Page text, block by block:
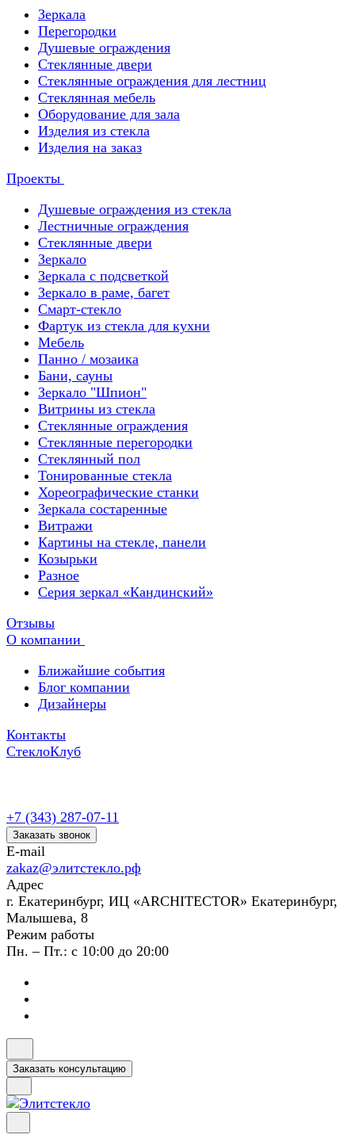
Зеркала
Перегородки
Душевые ограждения
Стеклянные двери
Стеклянные ограждения для лестниц
Стеклянная мебель
Оборудование для зала
Изделия из стекла
Изделия на заказ
Проекты
Душевые ограждения из стекла
Лестничные ограждения
Стеклянные двери
Зеркало
Зеркала с подсветкой
Зеркало в раме, багет
Смарт-стекло
Фартук из стекла для кухни
Мебель
Панно / мозаика
Бани, сауны
Зеркало "Шпион"
Витрины из стекла
Стеклянные ограждения
Стеклянные перегородки
Стеклянный пол
Тонированные стекла
Хореографические станки
Зеркала состаренные
Витражи
Картины на стекле, панели
Козырьки
Разное
Серия зеркал «Кандинский»
Отзывы
О компании
Ближайшие события
Блог компании
Дизайнеры
Контакты
СтеклоКлуб
+7 (343) 287-07-11
Заказать звонок
E-mail
zakaz@элитстекло.рф
Адрес
г. Екатеринбург, ИЦ «ARCHITECTOR» Екатеринбург,
Малышева, 8
Режим работы
Пн. – Пт.: с 10:00 до 20:00
Заказать консультацию